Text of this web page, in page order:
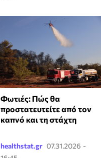
Φωτιές: Πώς θα
προστατευτείτε από τον
καπνό και τη στάχτη
healthstat.gr 07.31.2026 -